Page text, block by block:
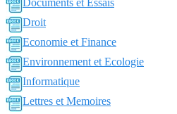
Documents et Essais
Droit
Economie et Finance
Environnement et Ecologie
Informatique
Lettres et Memoires